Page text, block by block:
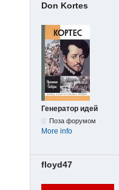
Don Kortes
Генератор идей
Поза форумом
More info
floyd47